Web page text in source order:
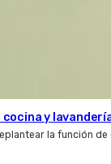
y
la función